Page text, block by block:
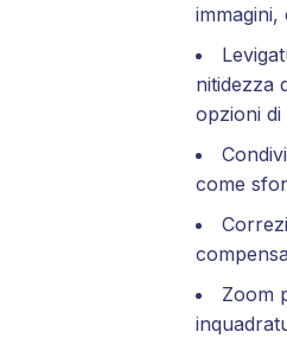
nitidezza
opzioni di
come
Zoom